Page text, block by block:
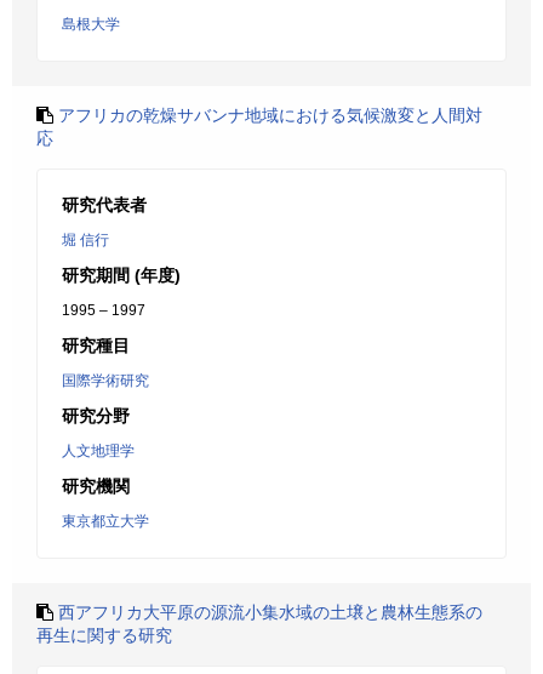
島根大学
アフリカの乾燥サバンナ地域における気候激変と人間対
応
研究代表者
堀 信行
研究期間 (年度)
1995 – 1997
研究種目
国際学術研究
研究分野
人文地理学
研究機関
東京都立大学
西アフリカ大平原の源流小集水域の土壌と農林生態系の
再生に関する研究